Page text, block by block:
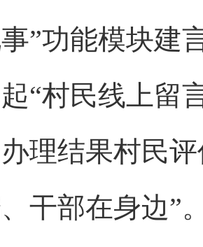
”功能模块建
“村民线上留
理结果村民
干部在身边”